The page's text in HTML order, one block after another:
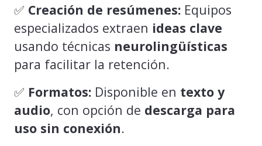
✅ Creación de resúmenes: Equipos
especializados extraen ideas clave
usando técnicas neurolingüísticas
para facilitar la retención.
✅ Formatos: Disponible en texto y
audio, con opción de descarga para
uso sin conexión.